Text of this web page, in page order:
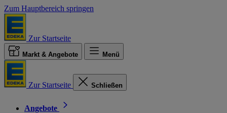
Zum Hauptbereich springen
Zur Startseite
Markt & Angebote Menü
Zur Startseite Schließen
Angebote